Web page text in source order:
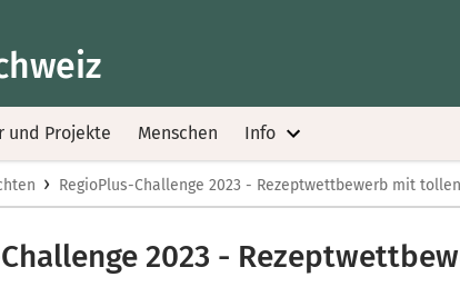
und Projekte Menschen Info
› RegioPlus-Challenge 2023 - Rezeptwettbewerb mit
2023 -